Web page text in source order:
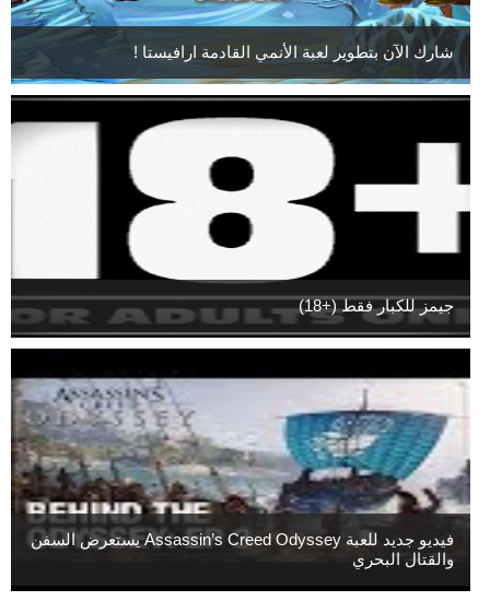
شارك الآن بتطوير لعبة الأنمي القادمة ارافيستا !
جيمز للكبار فقط (+18)
فيديو جديد للعبة Assassin’s Creed Odyssey يستعرض السفن
والقتال البحري